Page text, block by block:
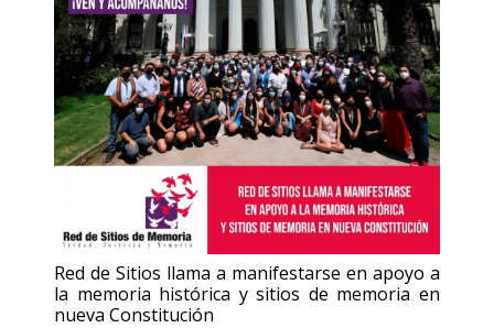
Red de Sitios llama a manifestarse en apoyo a
la memoria histórica y sitios de memoria en
nueva Constitución